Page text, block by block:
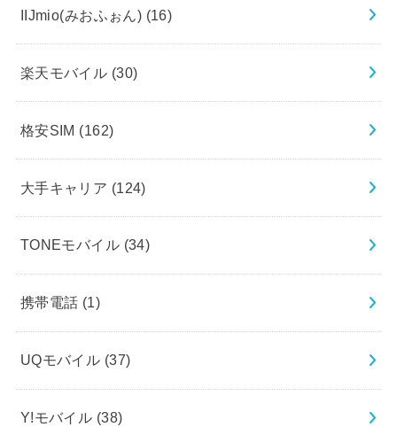
IIJmio(みおふぉん) (16)
楽天モバイル (30)
格安SIM (162)
大手キャリア (124)
TONEモバイル (34)
携帯電話 (1)
UQモバイル (37)
Y!モバイル (38)